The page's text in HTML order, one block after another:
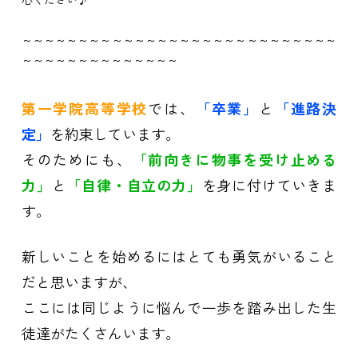
～～～～～～～～～～～～～～～～～～～～～～～～～～～～
～～～～～～～～～～～～～～
第一学院高等学校では、 「卒業」 と
「進路決
定」 を約束しています。
そのためにも、
「前向きに物事を受け止める
力」 と 「自律・自立の力」 を身に付けていきま
す。
新しいことを始めるにはとても勇気がいること
だと思いますが、
ここには同じように悩んで一歩を踏み出した生
徒達がたくさんいます。